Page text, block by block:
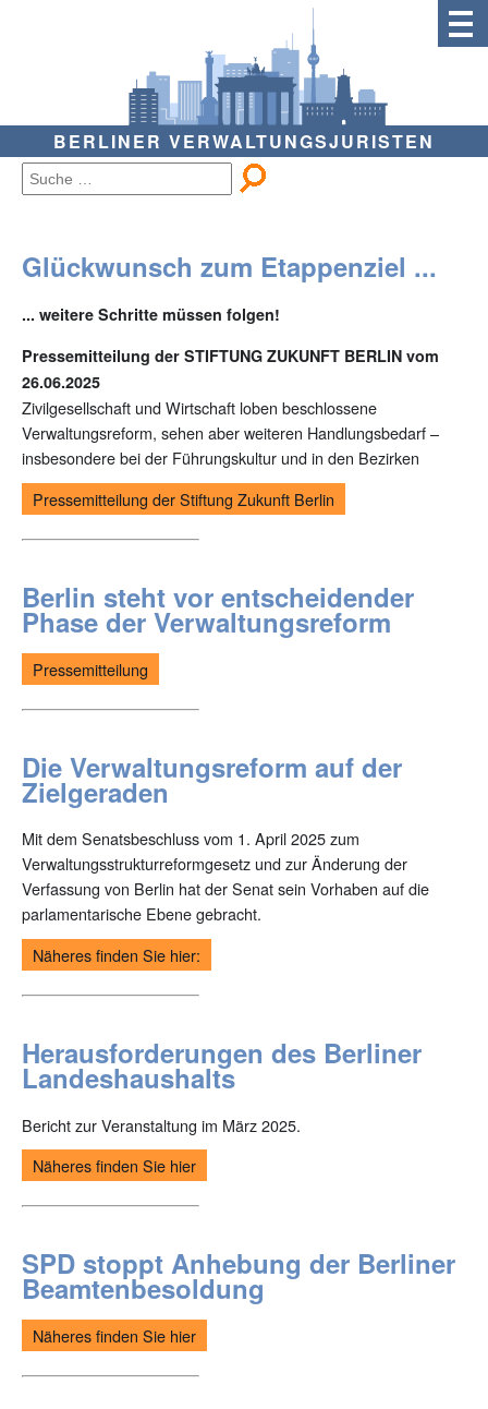
BERLINER VERWALTUNGSJURISTEN
Glückwunsch zum Etappenziel ...
... weitere Schritte müssen folgen!
Pressemitteilung der STIFTUNG ZUKUNFT BERLIN vom
26.06.2025
Zivilgesellschaft und Wirtschaft loben beschlossene
Verwaltungsreform, sehen aber weiteren Handlungsbedarf –
insbesondere bei der Führungskultur und in den Bezirken
Pressemitteilung der Stiftung Zukunft Berlin
Berlin steht vor entscheidender
Phase der Verwaltungsreform
Pressemitteilung
Die Verwaltungsreform auf der
Zielgeraden
Mit dem Senatsbeschluss vom 1. April 2025 zum
Verwaltungsstrukturreformgesetz und zur Änderung der
Verfassung von Berlin hat der Senat sein Vorhaben auf die
parlamentarische Ebene gebracht.
Näheres finden Sie hier:
Herausforderungen des Berliner
Landeshaushalts
Bericht zur Veranstaltung im März 2025.
Näheres finden Sie hier
SPD stoppt Anhebung der Berliner
Beamtenbesoldung
Näheres finden Sie hier